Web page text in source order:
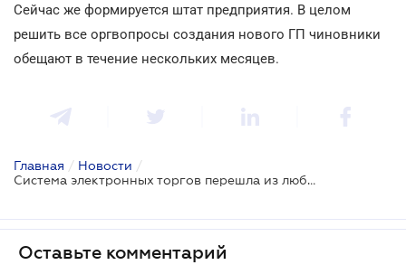
Сейчас же формируется штат предприятия. В целом
решить все оргвопросы создания нового ГП чиновники
обещают в течение нескольких месяцев.
Главная / Новости /
Система электронных торгов перешла из любителей в профессионалы
Оставьте комментарий